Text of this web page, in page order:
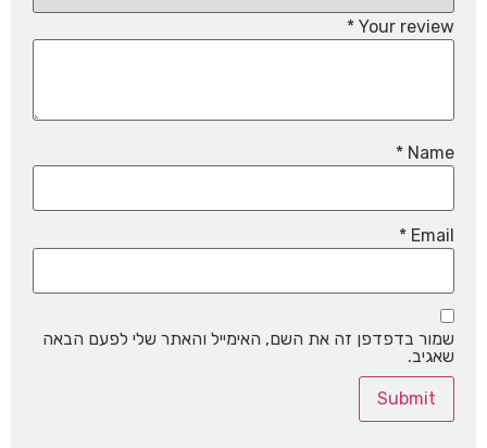
Your review
*
Name
*
Email
*
שמור בדפדפן זה את השם, האימייל והאתר שלי לפעם הבאה
שאגיב.